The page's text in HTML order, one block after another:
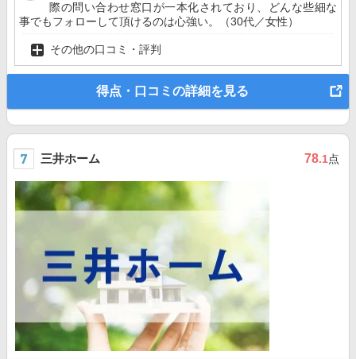
際の問い合わせ窓口が一本化されており、どんな些細な
事でもフォローして頂けるのは心強い。（30代／女性）
その他の口コミ・評判
得点・口コミの詳細を見る
三井ホーム 78.1点